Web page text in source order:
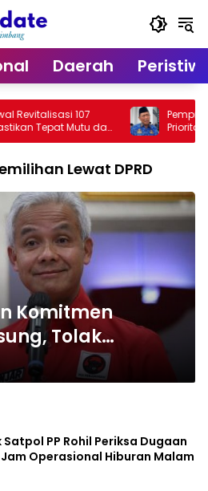
Daerah
dan
Pemprov Kepri
Prioritaskan Wilayah 3T
Lewat DPRD
Komitmen
Tolak
Lewat DPRD
Satpol PP Rohil Periksa Dugaan
Operasional Hiburan Malam